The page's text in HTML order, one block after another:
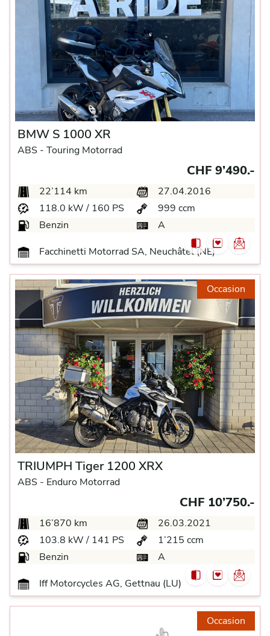
BMW S 1000 XR
ABS - Touring Motorrad
CHF 9’490.-
22’114 km
27.04.2016
118.0 kW / 160 PS
999 ccm
Benzin
A
Facchinetti Motorrad SA, Neuchâtel (NE)
Occasion
TRIUMPH Tiger 1200 XRX
ABS - Enduro Motorrad
CHF 10’750.-
16’870 km
26.03.2021
103.8 kW / 141 PS
1’215 ccm
Benzin
A
Iff Motorcycles AG, Gettnau (LU)
Occasion